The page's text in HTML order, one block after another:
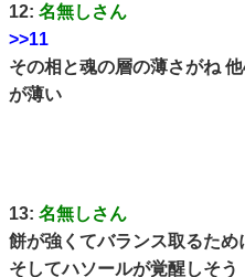
12: 名無しさん
>>11
その相と魂の層の薄さがね
が薄い
13: 名無しさん
餅が強くてバランス取るた
そしてハソールが覚醒しそう